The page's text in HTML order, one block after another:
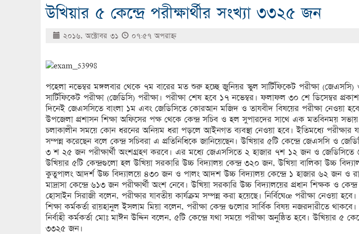
উখিয়ার ৫ কেন্দ্রে পরীক্ষার্থীর সংখ্যা ৩৩২৫ জন
২০১৬, অক্টোবর ৩১ ০৭:৫৭ অপরাহ্ণ
পহেলা নভেম্বর মঙ্গলবার থেকে ৭ম বারের মত শুরু হচ্ছে জুনিয়র স্কুল সার্টিফিকেট পরীক্ষা
সার্টিফিকেট পরীক্ষা (জেডিসি) পরীক্ষা। পরীক্ষা শেষ হবে ১৭ নভেম্বর। ফলাফল ৩০ শে ডিসেম্বর
দিনেই জেএসসিতে বাংলা ১ম এবং জেডিসিতে কোরআন মজিদ ও তাযবীদ বিষয়ের পরীক্ষা নেওয়া
উপজেলা প্রশাসন শিক্ষা অফিসের পক্ষ থেকে কেন্দ্র সচিব ও হল সুপারদের সাথে এক মতবিনময় সভায়
চলাকালীন সময়ে কোন ধরনের অনিয়ম ধরা পড়লে আইনগত ব্যবস্থা নেওয়া হবে। ইতিমধ্যে পরীক্ষার
সম্পন্ন করেছেন বলে কেন্দ্র সচিবরা এ প্রতিনিধিকে জানিয়েছেন। উখিয়ার ৫টি কেন্দ্রে জেএসসি ও
৩ শ ২৫ জন পরীক্ষার্থী অংশগ্রহণ করবে। এর মধ্যে জেএসসিতে ২ হাজার ৭শ ১২ জন ও
উখিয়ার ৫টি কেন্দ্রগুলো হল উখিয়া সরকারি উচ্চ বিদ্যালয় কেন্দ্র ৩২০ জন, উখিয়া বালিকা উচ্চ
কুতুপালং আদর্শ উচ্চ বিদ্যালয়ে ৪৩০ জন ও পালং আদশ উচ্চ বিদ্যালয় কেন্দ্রে ১ হাজার ৬২ জন ও
মাদ্রাসা কেন্দ্রে ৬১৩ জন পরীক্ষার্থী অংশ নেবে। উখিয়া সরকারি উচ্চ বিদ্যালয়ের প্রধান শিক্ষক ও
হোসাইন সিরাজী বলেন, পরীক্ষার যাবতীয় কার্যক্রম সম্পন্ন করা হয়েছে। নির্বিঘেœ পরীক্ষা নেওয়া
শিক্ষা কর্মকর্তা রায়হানুল ইসলাম মিয়া বলেন, পরীক্ষা কেন্দ্র গুলোর সার্বিক বিষয় নজরদারীতে
নির্বাহী কর্মকর্তা মোঃ মাঈন উদ্দিন বলেন, ৫টি কেন্দ্রে যথা সময়ে পরীক্ষা অনুষ্ঠিত হবে। উখিয়ার ৫
৩৩২৫ জন।